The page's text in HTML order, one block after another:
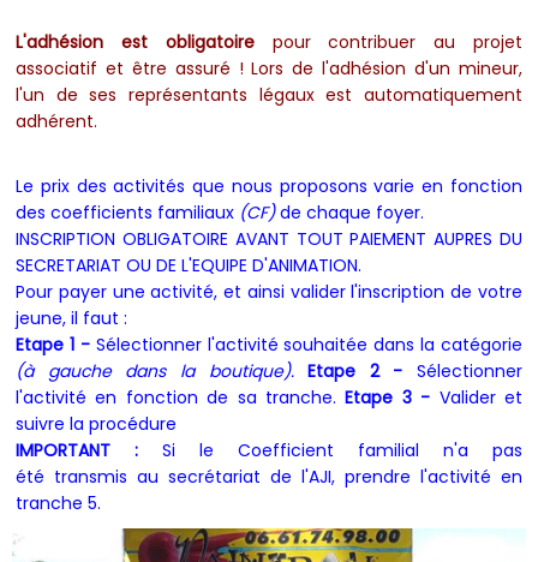
L'adhésion est obligatoirepour contribuer au projet
associatif et être assuré !Lors de l'adhésion d'un mineur,
l'un de ses représentants légaux est automatiquement
adhérent.
Le prix des activités que nous proposons varie en fonction
des coefficients familiaux (CF)de chaque foyer.
INSCRIPTION OBLIGATOIRE AVANT TOUT PAIEMENT AUPRES DU
SECRETARIAT OU DE L'EQUIPE D'ANIMATION.
Pour payer une activité, et ainsi valider l'inscription de votre
jeune, il faut :
Etape 1 - Sélectionner l'activité souhaitée dans la catégorie
(à gauche dans la boutique).Etape 2 - Sélectionner
l'activité en fonction de sa tranche.Etape 3 - Valider et
suivre la procédure
IMPORTANT : Si le Coefficient familial n'a pas
été transmis au secrétariat de l'AJI, prendre l'activité en
tranche 5.